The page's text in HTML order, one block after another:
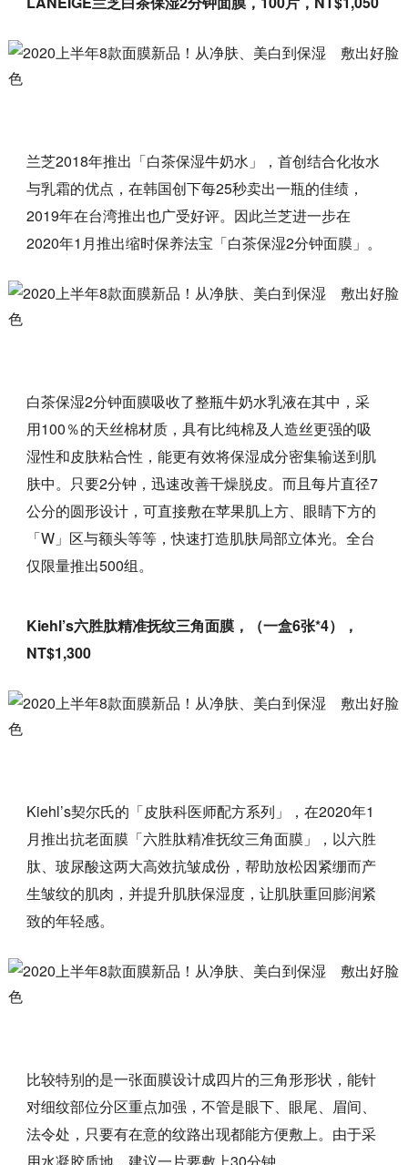
兰芝2018年推出「白茶保湿牛奶水」，首创结合化妆水
与乳霜的优点，在韩国创下每25秒卖出一瓶的佳绩，
2019年在台湾推出也广受好评。因此兰芝进一步在
2020年1月推出缩时保养法宝「白茶保湿2分钟面膜」。
白茶保湿2分钟面膜吸收了整瓶牛奶水乳液在其中，采
用100％的天丝棉材质，具有比纯棉及人造丝更强的吸
湿性和皮肤粘合性，能更有效将保湿成分密集输送到肌
肤中。只要2分钟，迅速改善干燥脱皮。而且每片直径7
公分的圆形设计，可直接敷在苹果肌上方、眼睛下方的
「W」区与额头等等，快速打造肌肤局部立体光。全台
仅限量推出500组。
Kiehl’s六胜肽精准抚纹三角面膜，（一盒6张*4），
NT$1,300
Kiehl’s契尔氏的「皮肤科医师配方系列」，在2020年1
月推出抗老面膜「六胜肽精准抚纹三角面膜」，以六胜
肽、玻尿酸这两大高效抗皱成份，帮助放松因紧绷而产
生皱纹的肌肉，并提升肌肤保湿度，让肌肤重回膨润紧
致的年轻感。
比较特别的是一张面膜设计成四片的三角形形状，能针
对细纹部位分区重点加强，不管是眼下、眼尾、眉间、
法令处，只要有在意的纹路出现都能方便敷上。由于采